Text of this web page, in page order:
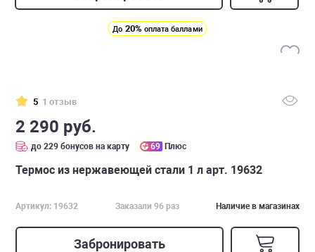
До 20% оплата баллами
5 1 отзыв
2 290 руб.
до 229 бонусов на карту 69 Плюс
Термос из нержавеющей стали 1 л арт. 19632
Артикул: 19632 Заказали 96 раз Наличие в магазинах
Забронировать